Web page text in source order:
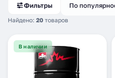
Фильтры
Найдено: 20 товаров
По
В наличии